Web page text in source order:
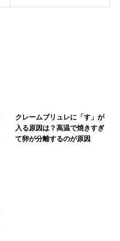
クレームブリュレに「す」が
入る原因は？高温で焼きすぎ
て卵が分離するのが原因